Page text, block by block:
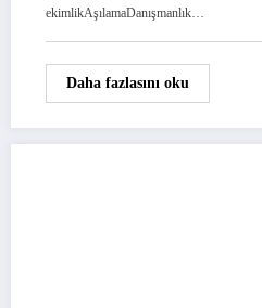
ekimlikAşılamaDanışmanlık…
Daha fazlasını oku